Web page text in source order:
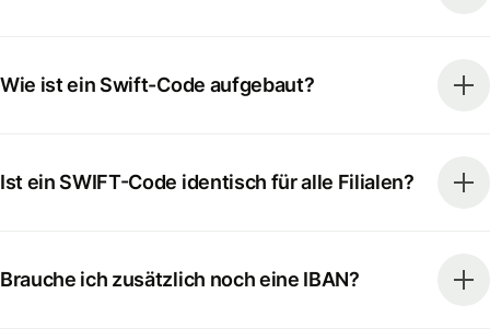
Wie ist ein Swift-Code aufgebaut?
Ist ein SWIFT-Code identisch für alle Filialen?
Brauche ich zusätzlich noch eine IBAN?